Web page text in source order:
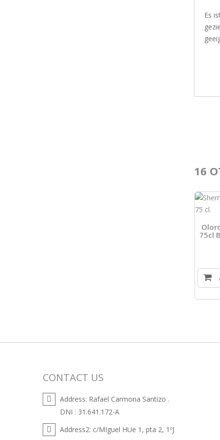
Es
16
75cl
CONTACT US
Address: Rafael Carmona Santizo .
DNI : 31.641.172-A
Address2: c/MIguel HUe 1, pta 2, 1ºJ